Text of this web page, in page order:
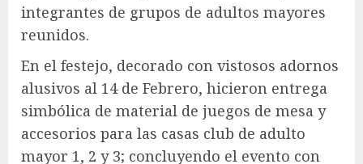
integrantes de grupos de adultos mayores
reunidos.
En el festejo, decorado con vistosos adornos
alusivos al 14 de Febrero, hicieron entrega
simbólica de material de juegos de mesa y
accesorios para las casas club de adulto
mayor 1, 2 y 3; concluyendo el evento con